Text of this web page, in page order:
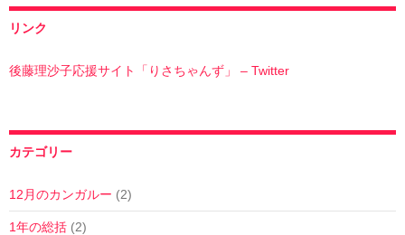
リンク
後藤理沙子応援サイト「りさちゃんず」 – Twitter
カテゴリー
12月のカンガルー (2)
1年の総括 (2)